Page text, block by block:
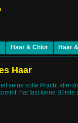
Haar & Chlor
fettendes Haar
naturkrauses Haar
dauergewelltes Haar
coloriertes Haar
Haar
Haar
seine volle Pracht
hat fast keine